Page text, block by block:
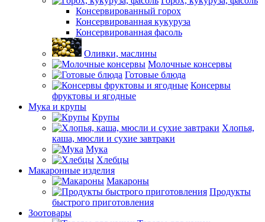
Консервированный горох
Консервированная кукуруза
Консервированная фасоль
Оливки, маслины
Молочные консервы
Готовые блюда
Консервы
фруктовы и ягодные
Мука и крупы
Крупы
Хлопья,
каша, мюсли и сухие завтраки
Мука
Хлебцы
Макаронные изделия
Макароны
Продукты
быстрого приготовления
Зоотовары